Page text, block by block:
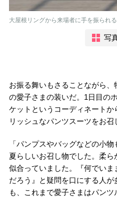
大屋根リングから来場者に手を振られ
写
お振る舞いもさることながら、
の愛子さまの装いだ。1日目の
ケットというコーディネート
リッシュなパンツスーツをお召
「パンプスやバッグなどの小
夏らしいお召し物でした。柔ら
似合っていました。『何でい
だろう』と疑問を口にする人
も、これまで愛子さまはパン